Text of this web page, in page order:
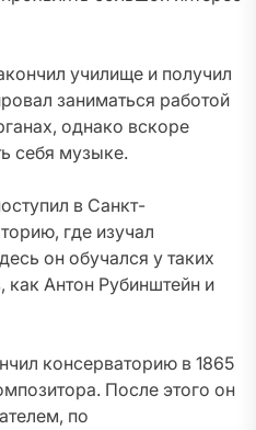
училище и получил
заниматься работой
однако вскоре
себя музыке.
в Санкт-
где изучал
он обучался у таких
Антон Рубинштейн и
консерваторию в 1865
После этого он
по